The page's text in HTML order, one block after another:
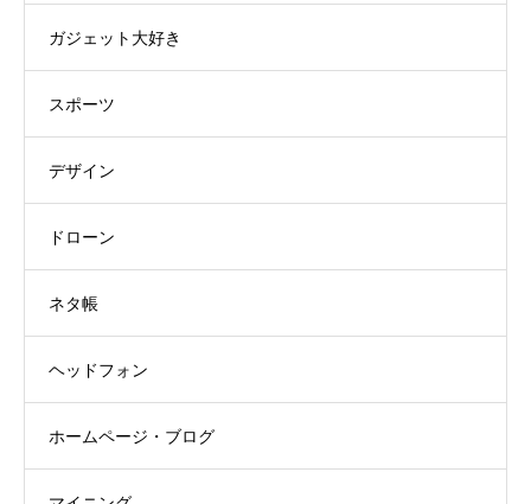
ガジェット大好き
スポーツ
デザイン
ドローン
ネタ帳
ヘッドフォン
ホームページ・ブログ